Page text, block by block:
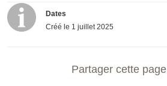
Dates
Créé le 1 juillet 2025
Partager cette page